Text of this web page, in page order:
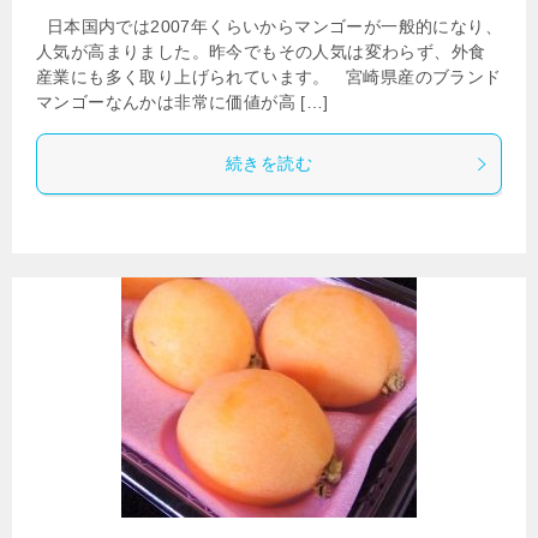
日本国内では2007年くらいからマンゴーが一般的になり、
人気が高まりました。昨今でもその人気は変わらず、外食
産業にも多く取り上げられています。 宮崎県産のブランド
マンゴーなんかは非常に価値が高 […]
続きを読む